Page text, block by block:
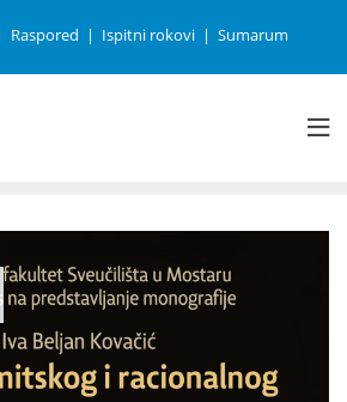
Raspored Ispitni rokovi Sumarum